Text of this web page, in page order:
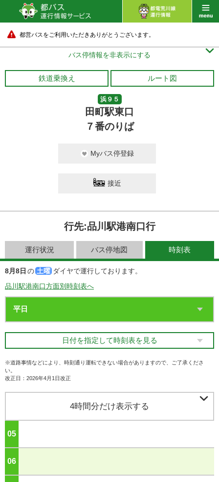
都営バスをご利用いただきありがとうございます。
バス停情報を非表示にする 
鉄道乗換え ルート図
浜９５
田町駅東口
７番のりば
Myバス停登録
接近
行先:品川駅港南口行
運行状況 バス停地図 時刻表
8月8日 の 土曜 ダイヤで運行しております。
品川駅港南口方面別時刻表へ
日付を指定して時刻表を見る
※道路事情などにより、時刻通り運転できない場合がありますので、ご了承くださ
い。
改正日：2026年4月1日改正
4時間分だけ表示する 
05
06